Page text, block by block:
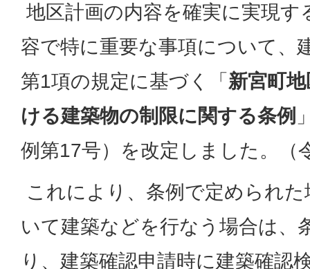
地区計画の内容を確実に実現す
容で特に重要な事項について、
第1項の規定に基づく「 新宮町
ける建築物の制限に関する条例
例第17号）を改定しました。（
これにより、条例で定められ
いて建築などを行なう場合は、
り、建築確認申請時に建築確認